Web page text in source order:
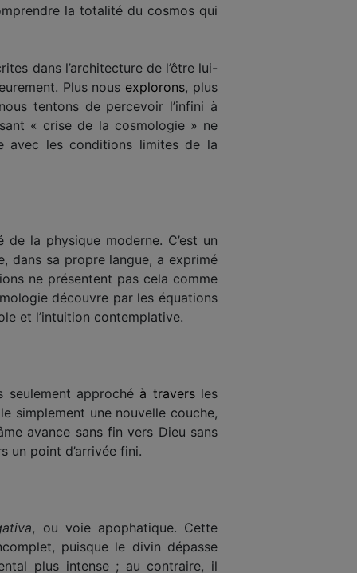
la totalité du cosmos qui
dans l’architecture de l’être lui-
Plus nous explorons, plus
tentons de percevoir l’infini à
« crise de la cosmologie » ne
avec les conditions limites de la
de la physique moderne. C’est un
dans sa propre langue, a exprimé
ne présentent pas cela comme
découvre par les équations
et l’intuition contemplative.
seulement approché à traversles
simplement une nouvelle couche,
avance sans fin vers Dieu sans
un point d’arrivée fini.
, ou voie apophatique. Cette
puisque le divin dépasse
plus intense ; au contraire, il